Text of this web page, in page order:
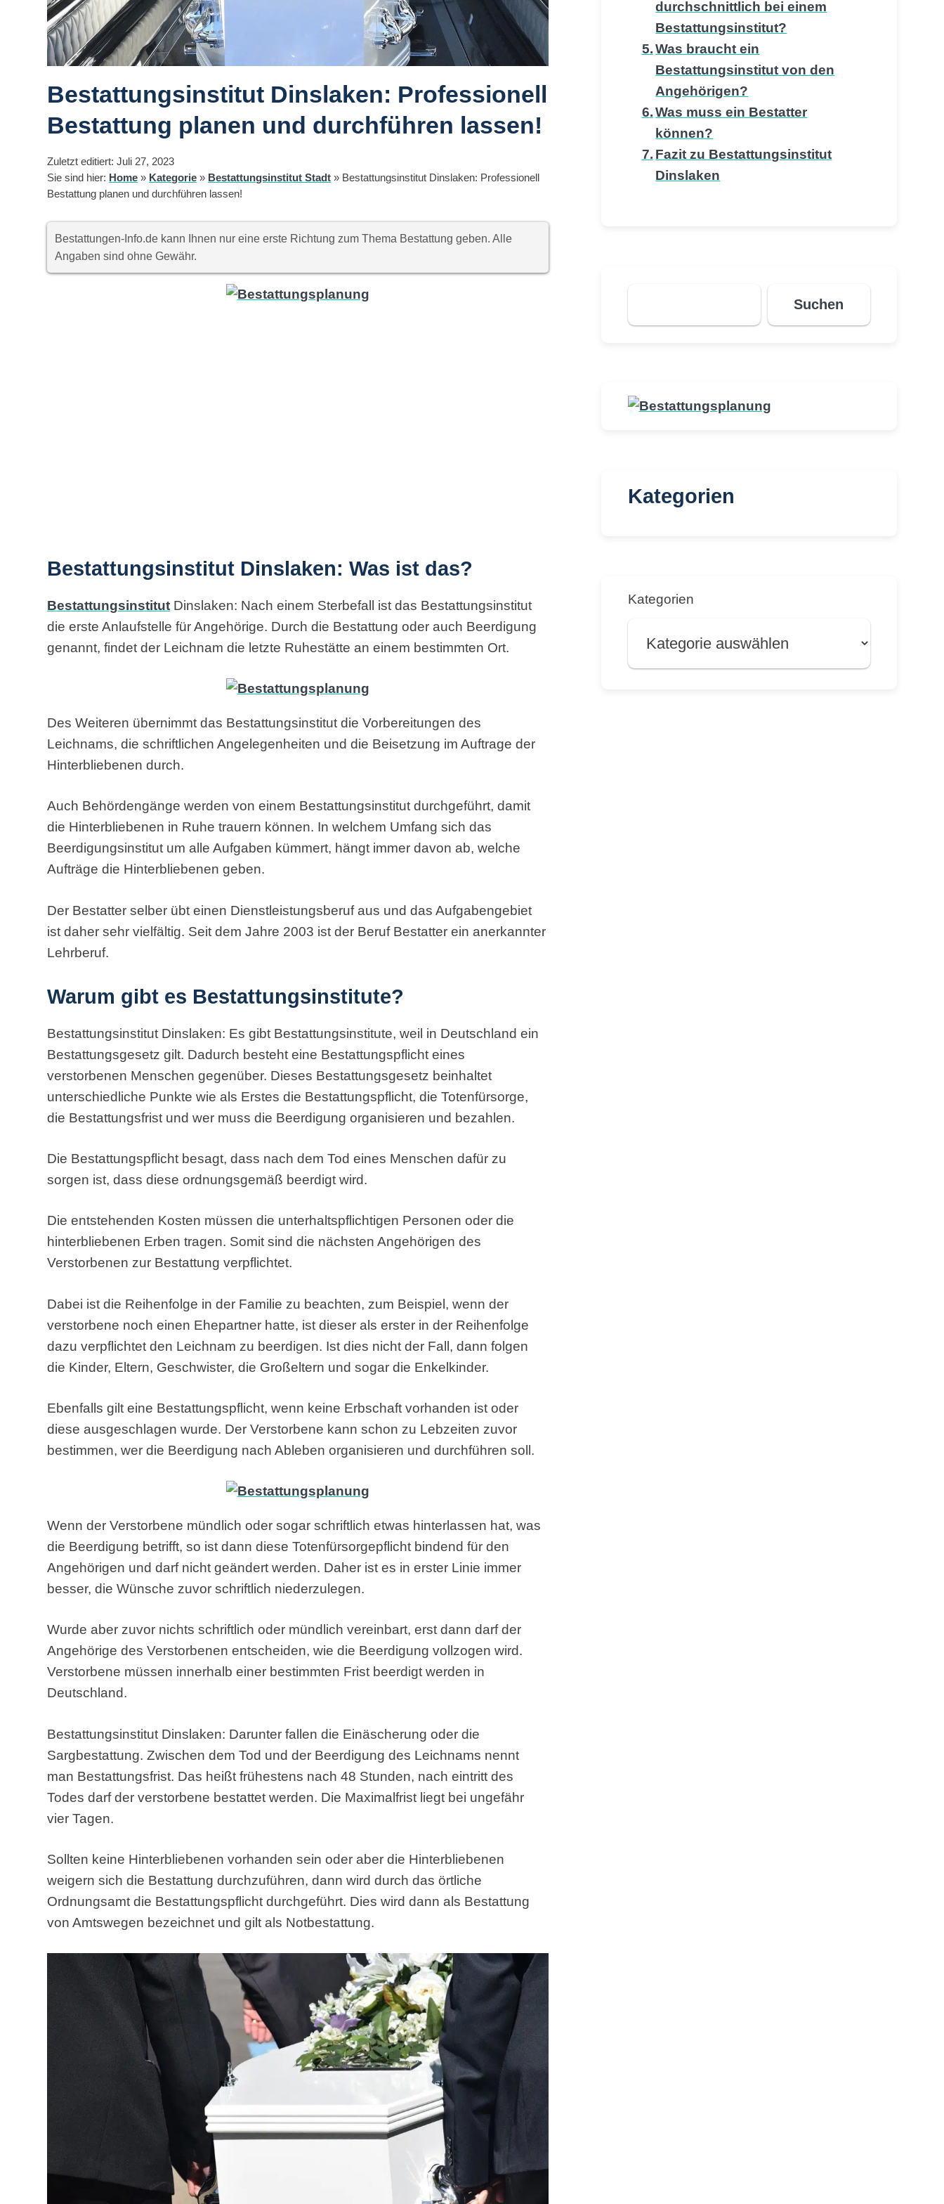
Bestattungsinstitut Dinslaken: Professionell
Bestattung planen und durchführen lassen!
Zuletzt editiert: Juli 27, 2023
Sie sind hier: Home » Kategorie » Bestattungsinstitut Stadt » Bestattungsinstitut Dinslaken: Professionell
Bestattung planen und durchführen lassen!
Bestattungen-Info.de kann Ihnen nur eine erste Richtung zum Thema Bestattung geben. Alle
Angaben sind ohne Gewähr.
Bestattungsinstitut Dinslaken: Was ist das?
Bestattungsinstitut Dinslaken: Nach einem Sterbefall ist das Bestattungsinstitut
die erste Anlaufstelle für Angehörige. Durch die Bestattung oder auch Beerdigung
genannt, findet der Leichnam die letzte Ruhestätte an einem bestimmten Ort.
Des Weiteren übernimmt das Bestattungsinstitut die Vorbereitungen des
Leichnams, die schriftlichen Angelegenheiten und die Beisetzung im Auftrage der
Hinterbliebenen durch.
Auch Behördengänge werden von einem Bestattungsinstitut durchgeführt, damit
die Hinterbliebenen in Ruhe trauern können. In welchem Umfang sich das
Beerdigungsinstitut um alle Aufgaben kümmert, hängt immer davon ab, welche
Aufträge die Hinterbliebenen geben.
Der Bestatter selber übt einen Dienstleistungsberuf aus und das Aufgabengebiet
ist daher sehr vielfältig. Seit dem Jahre 2003 ist der Beruf Bestatter ein anerkannter
Lehrberuf.
Warum gibt es Bestattungsinstitute?
Bestattungsinstitut Dinslaken: Es gibt Bestattungsinstitute, weil in Deutschland ein
Bestattungsgesetz gilt. Dadurch besteht eine Bestattungspflicht eines
verstorbenen Menschen gegenüber. Dieses Bestattungsgesetz beinhaltet
unterschiedliche Punkte wie als Erstes die Bestattungspflicht, die Totenfürsorge,
die Bestattungsfrist und wer muss die Beerdigung organisieren und bezahlen.
Die Bestattungspflicht besagt, dass nach dem Tod eines Menschen dafür zu
sorgen ist, dass diese ordnungsgemäß beerdigt wird.
Die entstehenden Kosten müssen die unterhaltspflichtigen Personen oder die
hinterbliebenen Erben tragen. Somit sind die nächsten Angehörigen des
Verstorbenen zur Bestattung verpflichtet.
Dabei ist die Reihenfolge in der Familie zu beachten, zum Beispiel, wenn der
verstorbene noch einen Ehepartner hatte, ist dieser als erster in der Reihenfolge
dazu verpflichtet den Leichnam zu beerdigen. Ist dies nicht der Fall, dann folgen
die Kinder, Eltern, Geschwister, die Großeltern und sogar die Enkelkinder.
Ebenfalls gilt eine Bestattungspflicht, wenn keine Erbschaft vorhanden ist oder
diese ausgeschlagen wurde. Der Verstorbene kann schon zu Lebzeiten zuvor
bestimmen, wer die Beerdigung nach Ableben organisieren und durchführen soll.
Wenn der Verstorbene mündlich oder sogar schriftlich etwas hinterlassen hat, was
die Beerdigung betrifft, so ist dann diese Totenfürsorgepflicht bindend für den
Angehörigen und darf nicht geändert werden. Daher ist es in erster Linie immer
besser, die Wünsche zuvor schriftlich niederzulegen.
Wurde aber zuvor nichts schriftlich oder mündlich vereinbart, erst dann darf der
Angehörige des Verstorbenen entscheiden, wie die Beerdigung vollzogen wird.
Verstorbene müssen innerhalb einer bestimmten Frist beerdigt werden in
Deutschland.
Bestattungsinstitut Dinslaken: Darunter fallen die Einäscherung oder die
Sargbestattung. Zwischen dem Tod und der Beerdigung des Leichnams nennt
man Bestattungsfrist. Das heißt frühestens nach 48 Stunden, nach eintritt des
Todes darf der verstorbene bestattet werden. Die Maximalfrist liegt bei ungefähr
vier Tagen.
Sollten keine Hinterbliebenen vorhanden sein oder aber die Hinterbliebenen
weigern sich die Bestattung durchzuführen, dann wird durch das örtliche
Ordnungsamt die Bestattungspflicht durchgeführt. Dies wird dann als Bestattung
von Amtswegen bezeichnet und gilt als Notbestattung.
durchschnittlich bei einem
Bestattungsinstitut?
Was braucht ein
Bestattungsinstitut von den
Angehörigen?
Was muss ein Bestatter
können?
Fazit zu Bestattungsinstitut
Dinslaken
Suchen
Suchen
Kategorien
Kategorien